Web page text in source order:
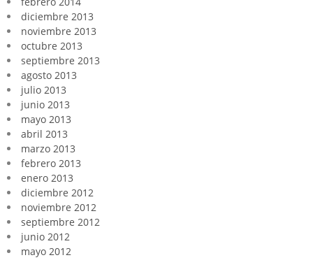
diciembre 2013
noviembre 2013
octubre 2013
septiembre 2013
agosto 2013
julio 2013
junio 2013
mayo 2013
abril 2013
marzo 2013
febrero 2013
enero 2013
diciembre 2012
noviembre 2012
septiembre 2012
junio 2012
mayo 2012